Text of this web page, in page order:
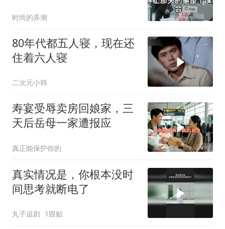
时尚的弄潮
80年代都五人寝，现在还
住着六人寝
二次元小韩
寿宴受辱卖房回娘家，三
天后岳母一家遭报应
真正能保护你的
真实情况是，你根本没时
间思考就断电了
丸子追剧 1跟贴